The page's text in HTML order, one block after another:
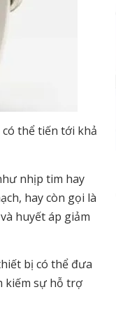
thể tiến tới khả
nhịp tim hay
hay còn gọi là
huyết áp giảm
bị có thể đưa
kiếm sự hỗ trợ